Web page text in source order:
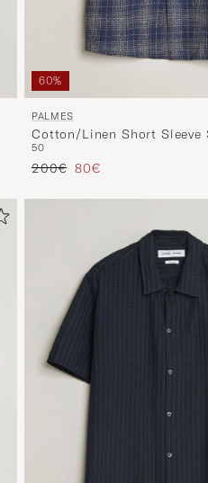
60%
PALMES
Cotton/Linen Short Sleeve
Check
50
Regulärer Preis
200€ Reduzierter Preis
80€